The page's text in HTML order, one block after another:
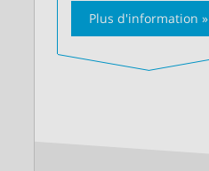
Plus d'information »